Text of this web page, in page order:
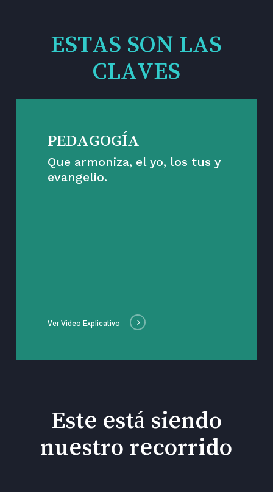
ESTAS SON LAS
CLAVES
PEDAGOGÍA
Que armoniza, el yo, los tus y
evangelio.
Ver Video Explicativo
Este está siendo
nuestro recorrido